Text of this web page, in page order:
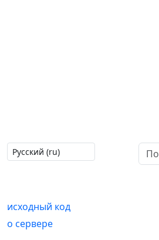
исходный код
о сервере